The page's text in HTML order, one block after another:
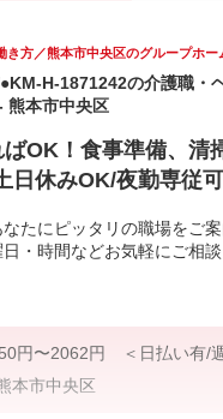
き方／熊本市中央区のグループホー
H-1871242の介護職・
熊本市中央区
OK！食事準備、清
日休みOK/夜勤専従可
たにピッタリの職場をご
・時間などお気軽にご相
円〜2062円 ＜日払い有/週
ソリン代含む)＞
本市中央区